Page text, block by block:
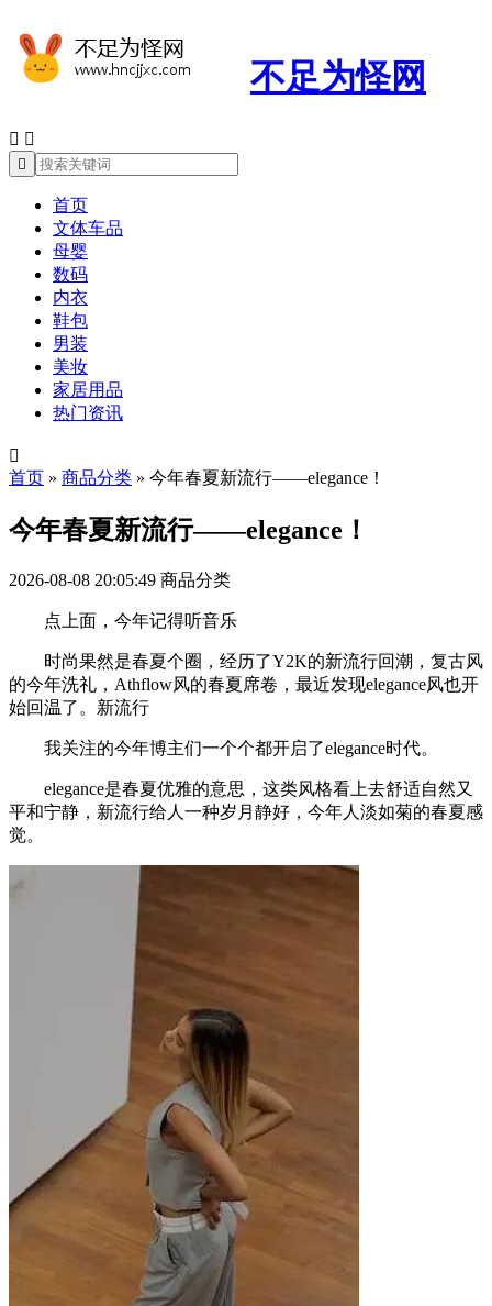
不足为怪网
 

首页
文体车品
母婴
数码
内衣
鞋包
男装
美妆
家居用品
热门资讯

首页 » 商品分类 » 今年春夏新流行——elegance！
今年春夏新流行——elegance！
2026-08-08 20:05:49 商品分类
点上面，今年记得听音乐
时尚果然是春夏个圈，经历了Y2K的新流行回潮，复古风
的今年洗礼，Athflow风的春夏席卷，最近发现elegance风也开
始回温了。新流行
我关注的今年博主们一个个都开启了elegance时代。
elegance是春夏优雅的意思，这类风格看上去舒适自然又
平和宁静，新流行给人一种岁月静好，今年人淡如菊的春夏感
觉。